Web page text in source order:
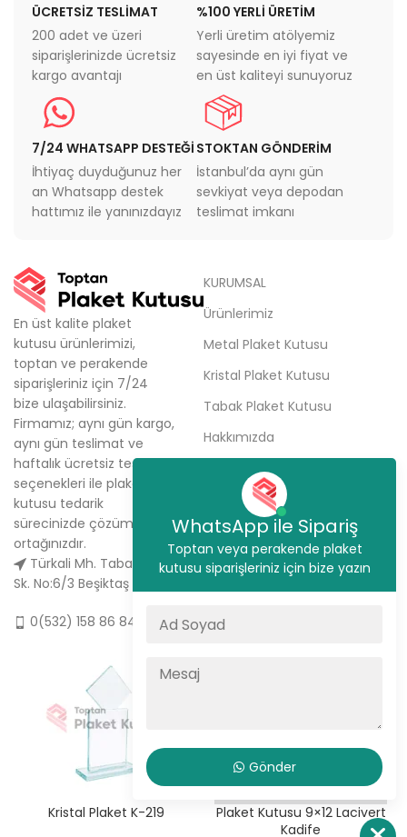
ÜCRETSİZ TESLİMAT
200 adet ve üzeri
siparişlerinizde ücretsiz
kargo avantajı
%100 YERLİ ÜRETİM
Yerli üretim atölyemiz
sayesinde en iyi fiyat ve
en üst kaliteyi sunuyoruz
7/24 WHATSAPP DESTEĞİ
İhtiyaç duyduğunuz her
an Whatsapp destek
hattımız ile yanınızdayız
STOKTAN GÖNDERİM
İstanbul’da aynı gün
sevkiyat veya depodan
teslimat imkanı
En üst kalite plaket
kutusu ürünlerimizi,
toptan ve perakende
siparişleriniz için 7/24
bize ulaşabilirsiniz.
Firmamız; aynı gün kargo,
aynı gün teslimat ve
haftalık ücretsiz teslimat
seçenekleri ile plaket
kutusu tedarik
sürecinizde çözüm
ortağınızdır.
Türkali Mh. Tabakçı Hüseyin
Sk. No:6/3 Beşiktaş / İstanbul
0(532) 158 86 84
KURUMSAL
Ürünlerimiz
Metal Plaket Kutusu
Kristal Plaket Kutusu
Tabak Plaket Kutusu
Hakkımızda
Sipariş Ver
İletişim
Kristal Plaket K-219
Plaket Kutusu 9×12 Lacivert
Kadife
WhatsApp ile Sipariş
Toptan veya perakende plaket
kutusu siparişleriniz için bize yazın
Gönder